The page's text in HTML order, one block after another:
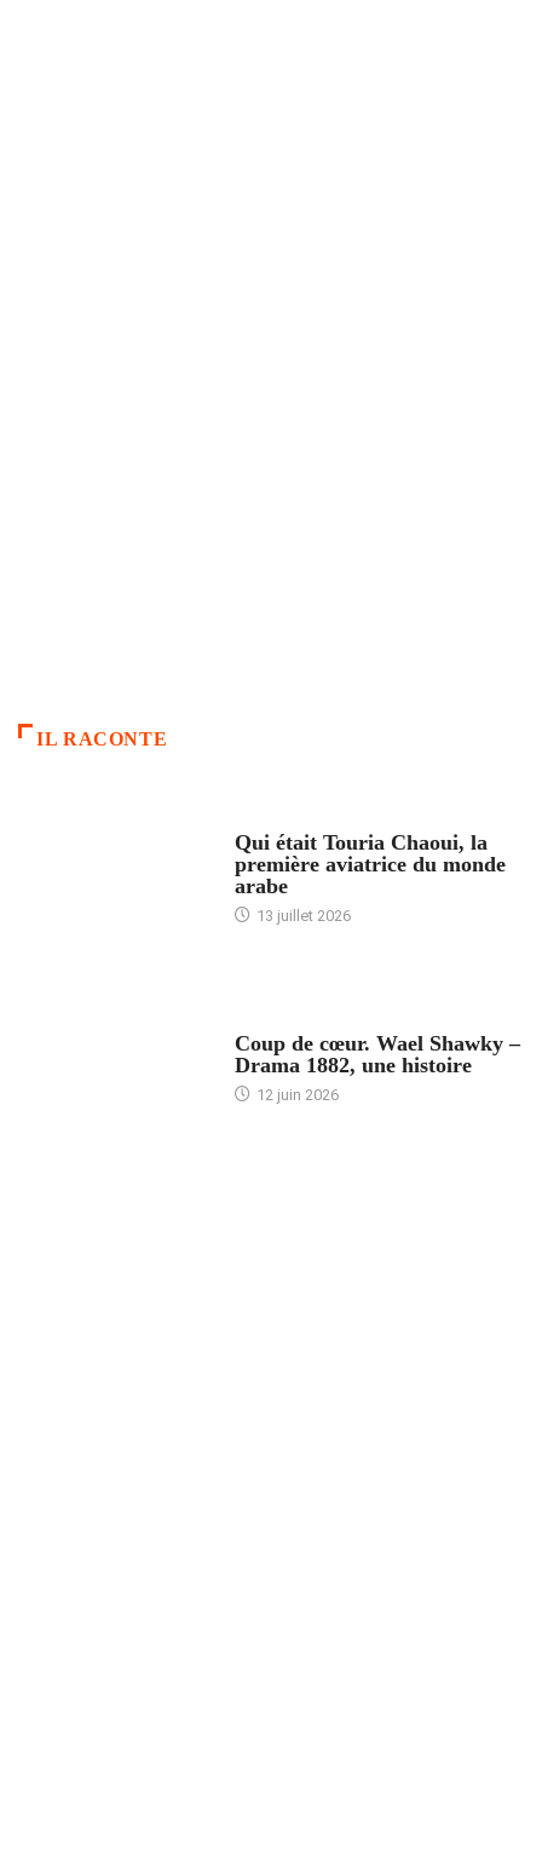
IL RACONTE
Qui était Touria Chaoui, la
première aviatrice du monde
arabe
13 juillet 2026
Coup de cœur. Wael Shawky –
Drama 1882, une histoire
12 juin 2026